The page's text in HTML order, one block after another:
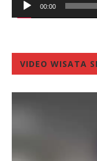
00:00
VIDEO WISATA